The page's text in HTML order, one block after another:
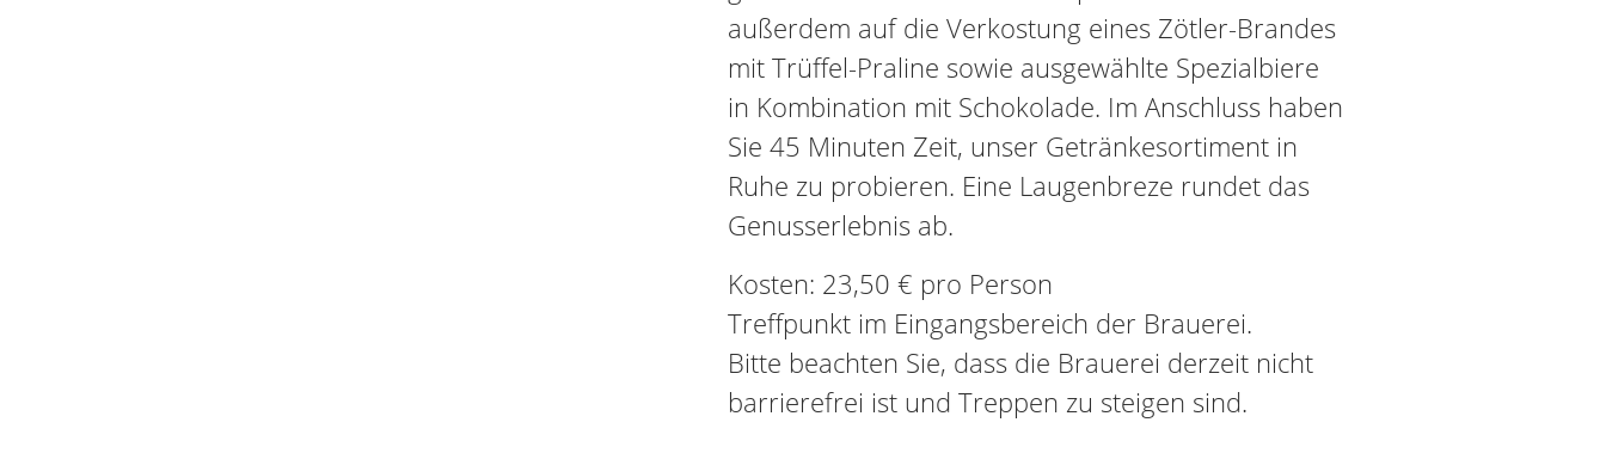
außerdem auf die Verkostung eines Zötler-Brandes
mit Trüffel-Praline sowie ausgewählte Spezialbiere
in Kombination mit Schokolade. Im Anschluss haben
Sie 45 Minuten Zeit, unser Getränkesortiment in
Ruhe zu probieren. Eine Laugenbreze rundet das
Genusserlebnis ab.
Kosten: 23,50 € pro Person
Treffpunkt im Eingangsbereich der Brauerei.
Bitte beachten Sie, dass die Brauerei derzeit nicht
barrierefrei ist und Treppen zu steigen sind.